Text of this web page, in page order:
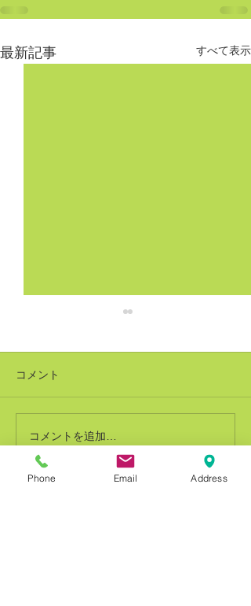
最新記事 すべて表示
銅建値改定 228万円(-8万
コメント
コメントを追加…
Phone Email Address